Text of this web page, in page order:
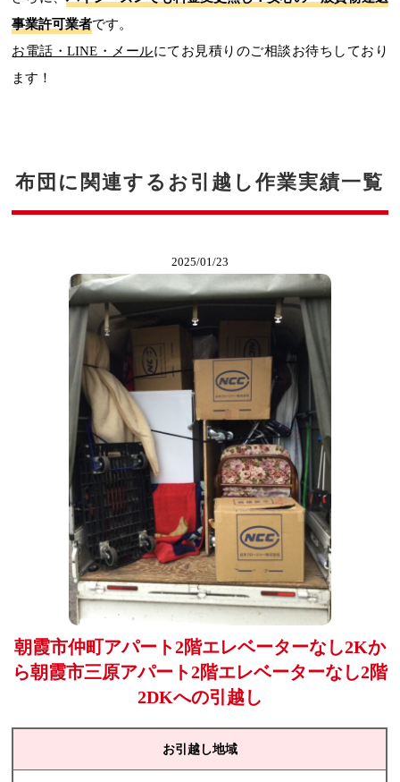
事業許可業者です。
お電話・LINE・メールにてお見積りのご相談お待ちしており
ます！
布団に関連するお引越し作業実績一覧
2025/01/23
朝霞市仲町アパート2階エレベーターなし2Kか
ら朝霞市三原アパート2階エレベーターなし2階
2DKへの引越し
お引越し地域